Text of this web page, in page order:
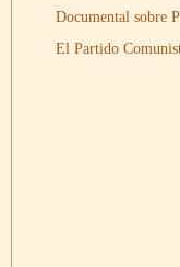
Documental sobre
El Partido